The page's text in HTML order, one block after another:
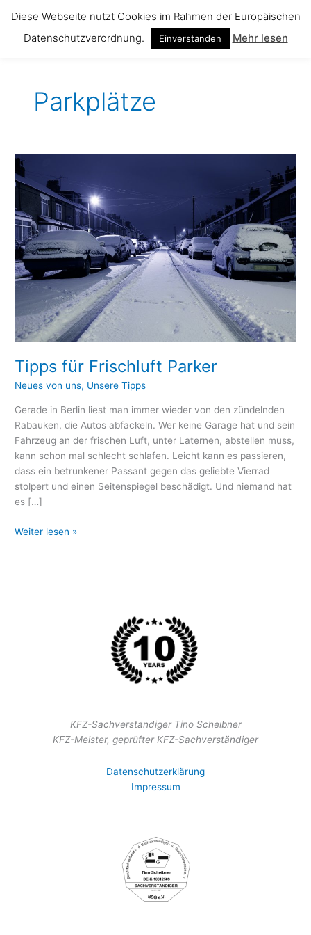
Inhalt
springen
Parkplätze
Tipps für Frischluft Parker
Neues von uns, Unsere Tipps
Gerade in Berlin liest man immer wieder von den zündelnden
Rabauken, die Autos abfackeln. Wer keine Garage hat und sein
Fahrzeug an der frischen Luft, unter Laternen, abstellen muss,
kann schon mal schlecht schlafen. Leicht kann es passieren,
dass ein betrunkener Passant gegen das geliebte Vierrad
stolpert und einen Seitenspiegel beschädigt. Und niemand hat
es […]
Tipps
für
Frischluft
Parker
Weiter lesen »
KFZ-Sachverständiger Tino Scheibner
KFZ-Meister, geprüfter KFZ-Sachverständiger
Datenschutzerklärung
Impressum
Diese Webseite nutzt Cookies im Rahmen der Europäischen
Datenschutzverordnung.
Einverstanden Mehr lesen